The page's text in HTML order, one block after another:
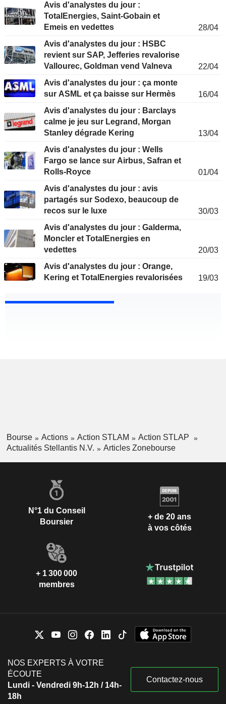
Avis d'analystes du jour :
TotalEnergies, Saint-Gobain et
Emeis en vedettes
28/04
Avis d'analystes du jour : HSBC
revient sur SAP, Jefferies revalorise
Vallourec, Goldman vend Valneva
22/04
Avis d'analystes du jour : ça monte
sur ASML et ça baisse sur Hermès
16/04
Avis d'analystes du jour : Barclays
calme je jeu sur Legrand, Morgan
Stanley dégrade Kering
13/04
Avis d'analystes du jour : Wells
Fargo se lance sur Airbus, Safran et
Rolls-Royce
01/04
Avis d'analystes du jour : avis
partagés sur Sodexo, beaucoup de
recos sur le luxe
30/03
Avis d'analystes du jour : Galderma,
Moncler et TotalEnergies en
vedettes
20/03
Avis d'analystes du jour : Orange,
Kering et TotalEnergies revalorisées
19/03
Bourse Actions Action STLAM
Action STLAP
Actualités Stellantis N.V.
Articles Zonebourse
N°1 du Conseil
Boursier
+ de 20 ans
à vos côtés
+ 1 300 000
membres
NOS EXPERTS À VOTRE
ÉCOUTE
Lundi - Vendredi 9h-12h / 14h-
18h
Contactez-nous